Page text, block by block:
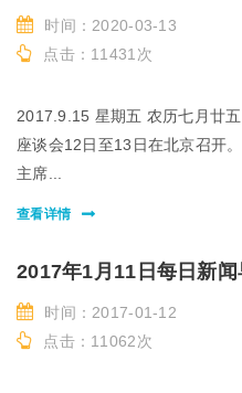
时间：2020-03-13
点击：11431次
2017.9.15 星期五 农历七月廿
座谈会12日至13日在北京召开
主席...
查看详情
2017年1月11日每日新闻
时间：2017-01-12
点击：11062次